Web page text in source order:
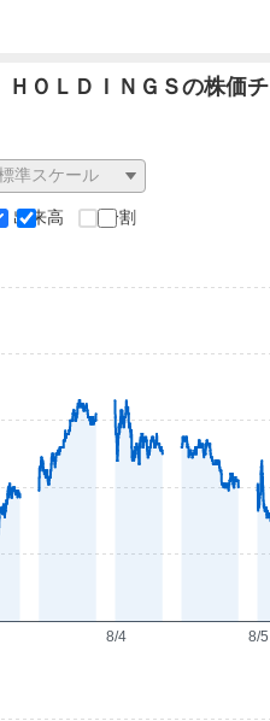
ＯＬＤＩＮＧＳの株価チ
出来高 分割
8/4 8/5